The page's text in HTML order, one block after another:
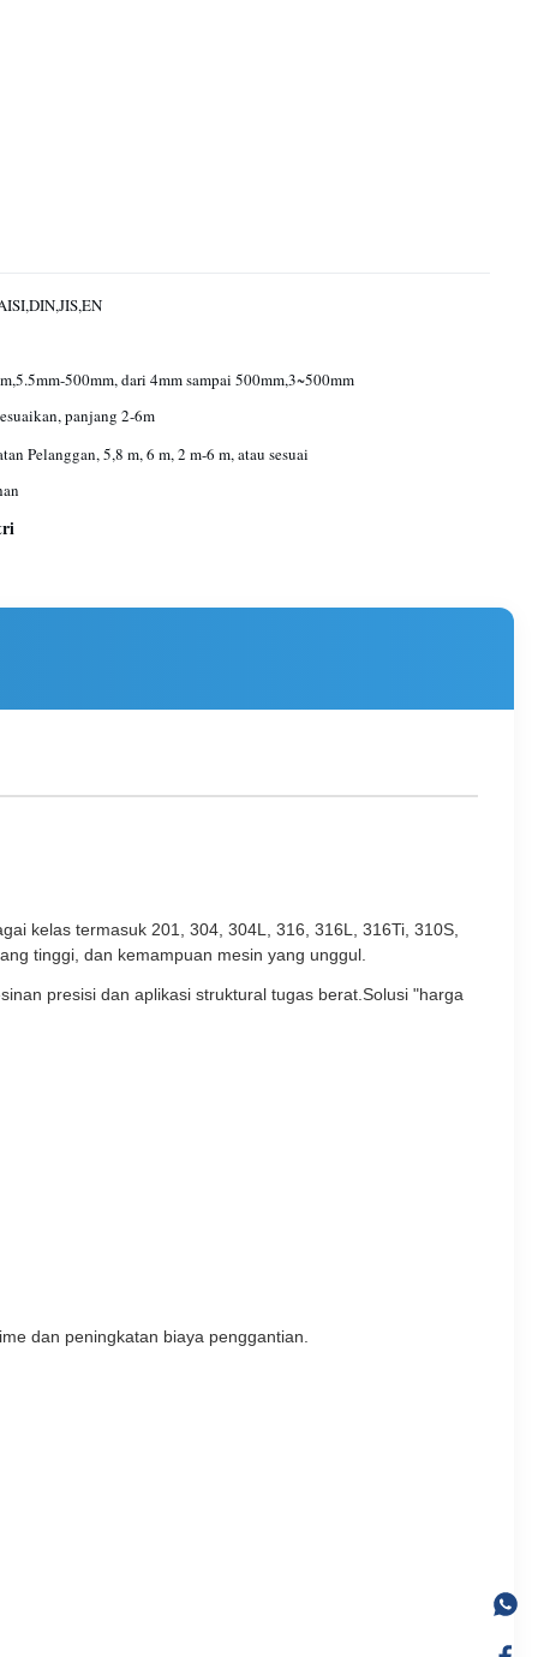
500mm, dari 4mm sampai 500mm,3~500mm
panjang 2-6m
Pelanggan, 5,8 m, 6 m, 2 m-6 m, atau sesuai
kelas termasuk 201, 304, 304L, 316, 316L, 316Ti, 310S,
tinggi, dan kemampuan mesin yang unggul.
presisi dan aplikasi struktural tugas berat.Solusi "harga
dan peningkatan biaya penggantian.